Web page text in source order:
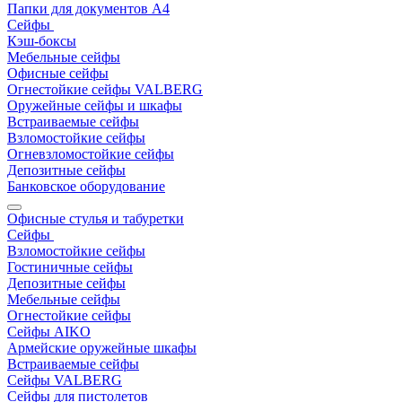
Папки для документов A4
Сейфы
Кэш-боксы
Мебельные сейфы
Офисные сейфы
Огнестойкие сейфы VALBERG
Оружейные сейфы и шкафы
Встраиваемые сейфы
Взломостойкие сейфы
Огневзломостойкие сейфы
Депозитные сейфы
Банковское оборудование
Офисные стулья и табуретки
Сейфы
Взломостойкие сейфы
Гостиничные сейфы
Депозитные сейфы
Мебельные сейфы
Огнестойкие сейфы
Сейфы AIKO
Армейские оружейные шкафы
Встраиваемые сейфы
Сейфы VALBERG
Сейфы для пистолетов